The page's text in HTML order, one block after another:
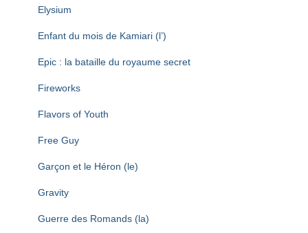
Elysium
Enfant du mois de Kamiari (l’)
Epic : la bataille du royaume secret
Fireworks
Flavors of Youth
Free Guy
Garçon et le Héron (le)
Gravity
Guerre des Romands (la)